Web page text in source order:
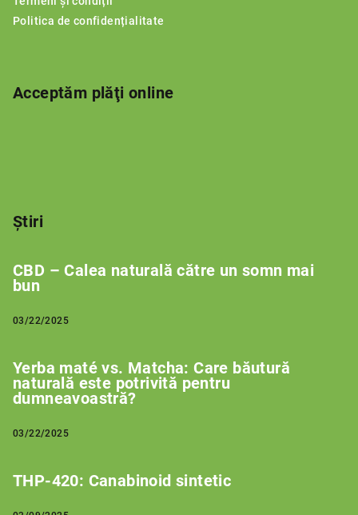
Politica de confidențialitate
Acceptăm plăţi online
Știri
CBD – Calea naturală către un somn mai
bun
03/22/2025
Yerba maté vs. Matcha: Care băutură
naturală este potrivită pentru
dumneavoastră?
03/22/2025
THP-420: Canabinoid sintetic